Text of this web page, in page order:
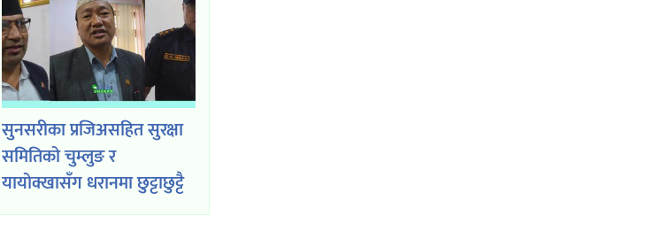
सुनसरीका प्रजिअसहित सुरक्षा
समितिको चुम्लुङ र
यायोक्खासँग धरानमा छुट्टाछुट्टै
बैठक, साउन २२ गतेको